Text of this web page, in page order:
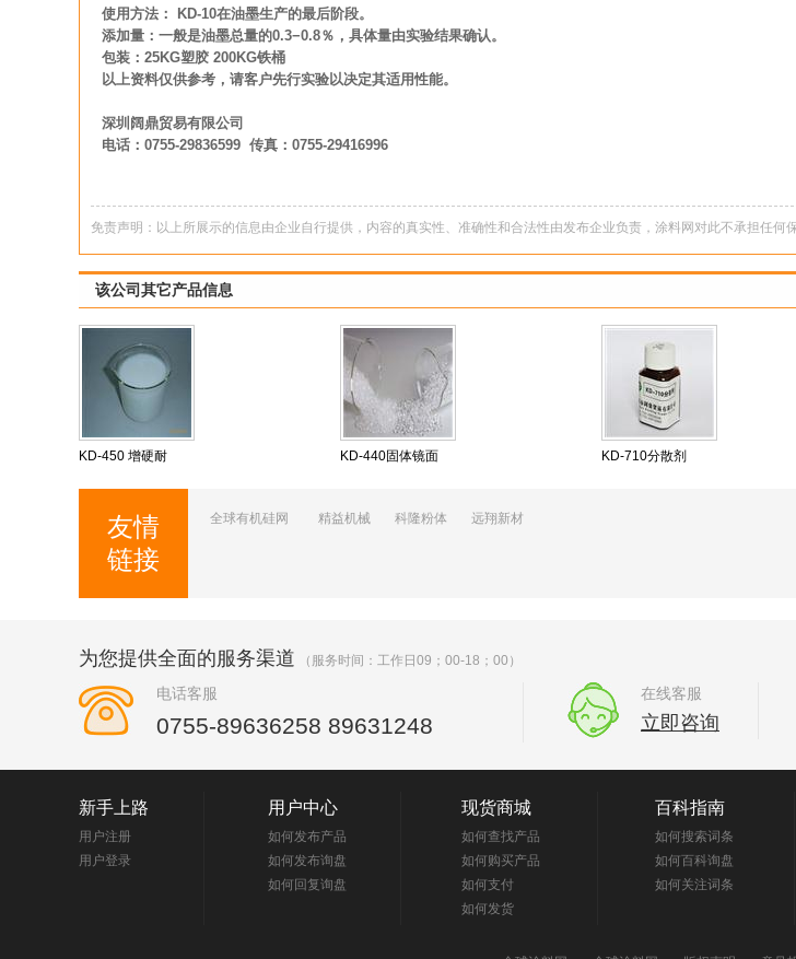
使用方法： KD-10在油墨生产的最后阶段。
添加量：一般是油墨总量的0.3−0.8％，具体量由实验结果确认。
包装：25KG塑胶 200KG铁桶
以上资料仅供参考，请客户先行实验以决定其适用性能。
深圳阔鼎贸易有限公司
电话：0755-29836599 传真：0755-29416996
免责声明：以上所展示的信息由企业自行提供，内容的真实性、准确性和合法性由发布企业负责，涂料网对此不承担任何
该公司其它产品信息
KD-450 增硬耐 KD-440固体镜面 KD-710分散剂
友情
链接
全球有机硅网 精益机械 科隆粉体 远翔新材
为您提供全面的服务渠道 （服务时间：工作日09；00-18；00）
电话客服
0755-89636258 89631248
在线客服
立即咨询
新手上路
用户注册
用户登录
用户中心
如何发布产品
如何发布询盘
如何回复询盘
现货商城
如何查找产品
如何购买产品
如何支付
如何发货
百科指南
如何搜索词条
如何百科询盘
如何关注词条